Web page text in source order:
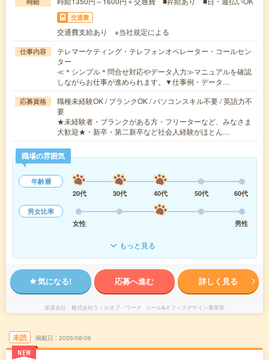
交通費
交通費支給あり ※当社規定による
仕事内容
テレマーケティング・テレフォンオペレーター・コールセン
ター
≪＊シンプル＊問合せ対応やデータ入力≫マニュアルを確認
しながらお仕事が進められます。▼仕事例・データ…
応募資格
職種未経験OK / ブランクOK / パソコンスキル不要 / 英語力不
要
★未経験者・ブランクがある方・フリーターなど、みなさま
大歓迎★・新卒・第二新卒など社会人経験がほとん…
職場の雰囲気
年齢層
20代
30代 40代 50代
60代
男女比率
女性
男性
もっと見る
気になる! 応募へ進む 詳しく見る
派遣会社 株式会社ウィルオブ・ワーク コール&オフィスデザイン事業部
未読
NEW
掲載日 2026/08/06